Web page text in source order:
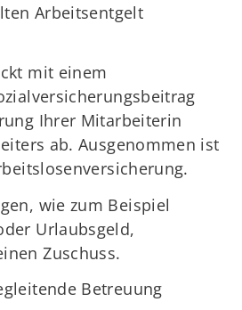
Arbeitsentgelt
mit einem
Ihrer Mitarbeiterin
ab. Ausgenommen ist
wie zum Beispiel
Urlaubsgeld,
Zuschuss.
Betreuung